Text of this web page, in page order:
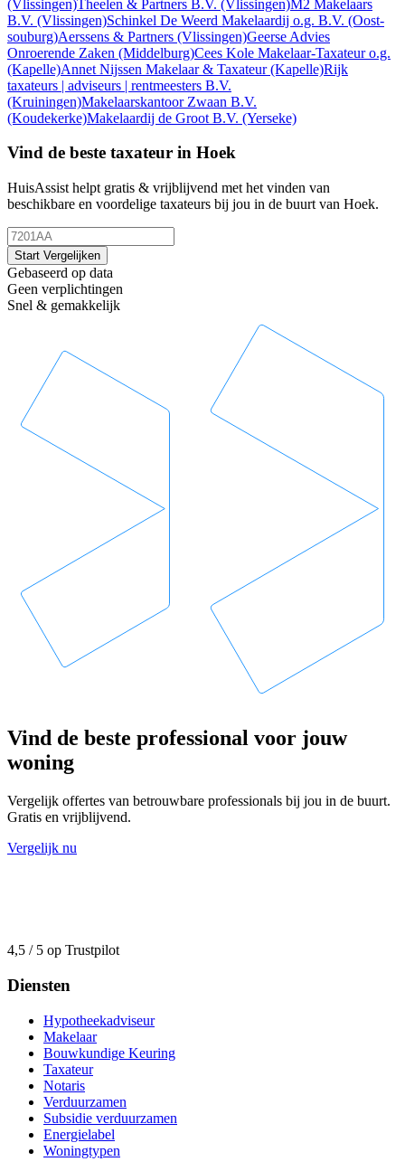
(Vlissingen)Theelen & Partners B.V. (Vlissingen)M2 Makelaars
B.V. (Vlissingen)Schinkel De Weerd Makelaardij o.g. B.V. (Oost-
souburg)Aerssens & Partners (Vlissingen)Geerse Advies
Onroerende Zaken (Middelburg)Cees Kole Makelaar-Taxateur o.g.
(Kapelle)Annet Nijssen Makelaar & Taxateur(Kapelle)Rijk
taxateurs | adviseurs | rentmeesters B.V.
(Kruiningen)Makelaarskantoor Zwaan B.V.
(Koudekerke)Makelaardij de Groot B.V. (Yerseke)
Vind de beste taxateur in Hoek
HuisAssist helpt gratis & vrijblijvend met het vinden van
beschikbare en voordelige taxateurs bij jou in de buurt van Hoek.
Start Vergelijken
Gebaseerd op data
Geen verplichtingen
Snel & gemakkelijk
Vind de beste professional voor jouw
woning
Vergelijk offertes van betrouwbare professionals bij jou in de buurt.
Gratis en vrijblijvend.
Vergelijk nu
4,5 / 5 op Trustpilot
Diensten
Hypotheekadviseur
Makelaar
Bouwkundige Keuring
Taxateur
Notaris
Verduurzamen
Subsidie verduurzamen
Energielabel
Woningtypen